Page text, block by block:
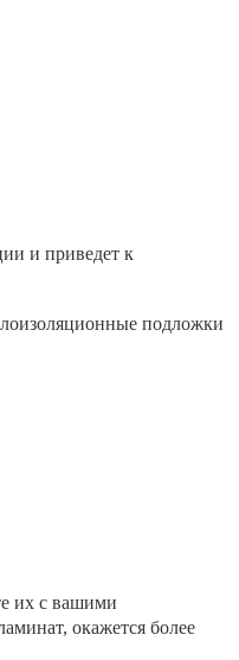
и приведет к
подложки
их с вашими
окажется более